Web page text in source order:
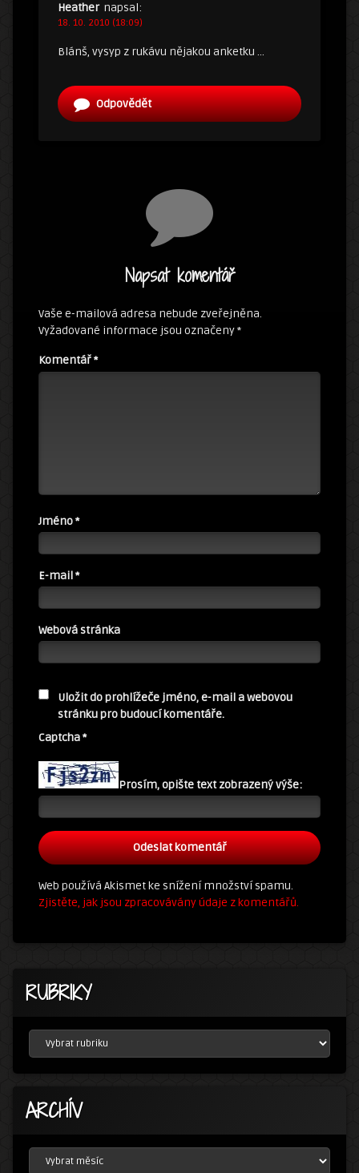
Heather napsal:
18. 10. 2010 (18:09)
Blánš, vysyp z rukávu nějakou anketku …
Odpovědět
Napsat komentář
Vaše e-mailová adresa nebude zveřejněna.
Vyžadované informace jsou označeny*
Komentář*
Jméno*
E-mail*
Webová stránka
Uložit do prohlížeče jméno, e-mail a webovou
stránku pro budoucí komentáře.
Captcha*
Prosím, opište text zobrazený výše:
Web používá Akismet ke snížení množství spamu.
Zjistěte, jak jsou zpracovávány údaje z komentářů.
RUBRIKY
ARCHÍV